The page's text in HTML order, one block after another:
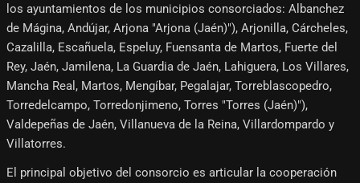
los ayuntamientos de los municipios consorciados: Albanchez
de Mágina, Andújar, Arjona "Arjona (Jaén)"), Arjonilla, Cárcheles,
Cazalilla, Escañuela, Espeluy, Fuensanta de Martos, Fuerte del
Rey, Jaén, Jamilena, La Guardia de Jaén, Lahiguera, Los Villares,
Mancha Real, Martos, Mengíbar, Pegalajar, Torreblascopedro,
Torredelcampo, Torredonjimeno, Torres "Torres (Jaén)"),
Valdepeñas de Jaén, Villanueva de la Reina, Villardompardo y
Villatorres.
El principal objetivo del consorcio es articular la cooperación